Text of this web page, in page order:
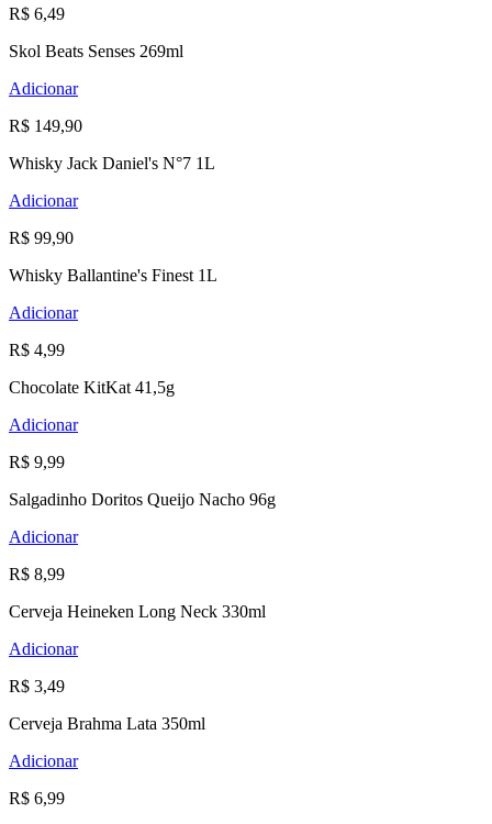
R$ 6,49
Skol Beats Senses 269ml
Adicionar
R$ 149,90
Whisky Jack Daniel's N°7 1L
Adicionar
R$ 99,90
Whisky Ballantine's Finest 1L
Adicionar
R$ 4,99
Chocolate KitKat 41,5g
Adicionar
R$ 9,99
Salgadinho Doritos Queijo Nacho 96g
Adicionar
R$ 8,99
Cerveja Heineken Long Neck 330ml
Adicionar
R$ 3,49
Cerveja Brahma Lata 350ml
Adicionar
R$ 6,99